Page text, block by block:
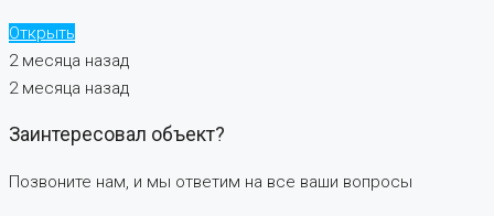
Открыть
2 месяца назад
2 месяца назад
Заинтересовал объект?
Позвоните нам, и мы ответим на все ваши вопросы